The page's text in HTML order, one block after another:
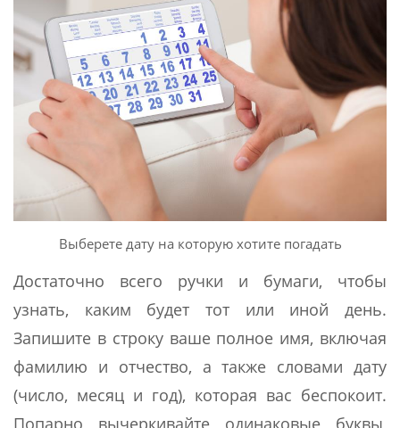
Выберете дату на которую хотите погадать
Достаточно всего ручки и бумаги, чтобы
узнать, каким будет тот или иной день.
Запишите в строку ваше полное имя, включая
фамилию и отчество, а также словами дату
(число, месяц и год), которая вас беспокоит.